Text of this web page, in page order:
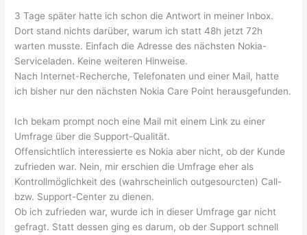
3 Tage später hatte ich schon die Antwort in meiner Inbox.
Dort stand nichts darüber, warum ich statt 48h jetzt 72h
warten musste. Einfach die Adresse des nächsten Nokia-
Serviceladen. Keine weiteren Hinweise.
Nach Internet-Recherche, Telefonaten und einer Mail, hatte
ich bisher nur den nächsten Nokia Care Point herausgefunden.
Ich bekam prompt noch eine Mail mit einem Link zu einer
Umfrage über die Support-Qualität.
Offensichtlich interessierte es Nokia aber nicht, ob der Kunde
zufrieden war. Nein, mir erschien die Umfrage eher als
Kontrollmöglichkeit des (wahrscheinlich outgesourcten) Call-
bzw. Support-Center zu dienen.
Ob ich zufrieden war, wurde ich in dieser Umfrage gar nicht
gefragt. Statt dessen ging es darum, ob der Support schnell